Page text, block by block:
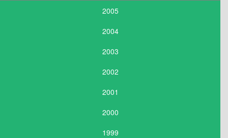
2005
2004
2003
2002
2001
2000
1999